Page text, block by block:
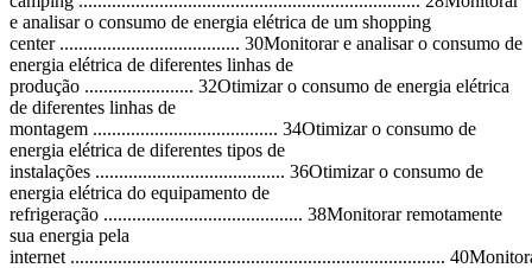
e analisar o consumo de energia elétrica de um shopping
center ...................................... 30Monitorar e analisar o consumo de
energia elétrica de diferentes linhas de
produção ....................... 32Otimizar o consumo de energia elétrica
de diferentes linhas de
montagem ....................................... 34Otimizar o consumo de
energia elétrica de diferentes tipos de
instalações ........................................ 36Otimizar o consumo de
energia elétrica do equipamento de
refrigeração .......................................... 38Monitorar remotamente
sua energia pela
internet ...............................................................................